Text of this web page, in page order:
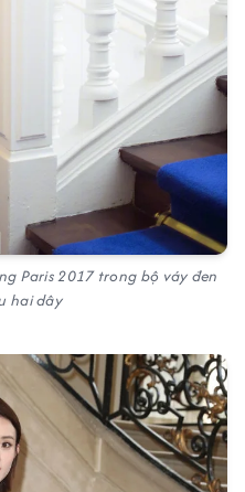
Paris 2017 trong bộ váy đen
hai dây